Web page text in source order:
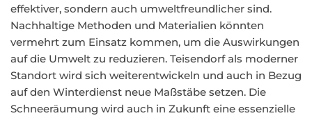
effektiver, sondern auch umweltfreundlicher sind.
Nachhaltige Methoden und Materialien könnten
vermehrt zum Einsatz kommen, um die Auswirkungen
auf die Umwelt zu reduzieren. Teisendorf als moderner
Standort wird sich weiterentwickeln und auch in Bezug
auf den Winterdienst neue Maßstäbe setzen. Die
Schneeräumung wird auch in Zukunft eine essenzielle